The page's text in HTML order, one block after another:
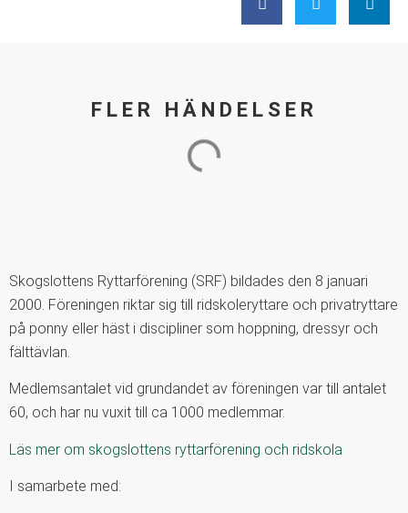
FLER HÄNDELSER
Skogslottens Ryttarförening (SRF) bildades den 8 januari
2000. Föreningen riktar sig till ridskoleryttare och privatryttare
på ponny eller häst i discipliner som hoppning, dressyr och
fälttävlan.
Medlemsantalet vid grundandet av föreningen var till antalet
60, och har nu vuxit till ca 1000 medlemmar.
Läs mer om skogslottens ryttarförening och ridskola
I samarbete med: